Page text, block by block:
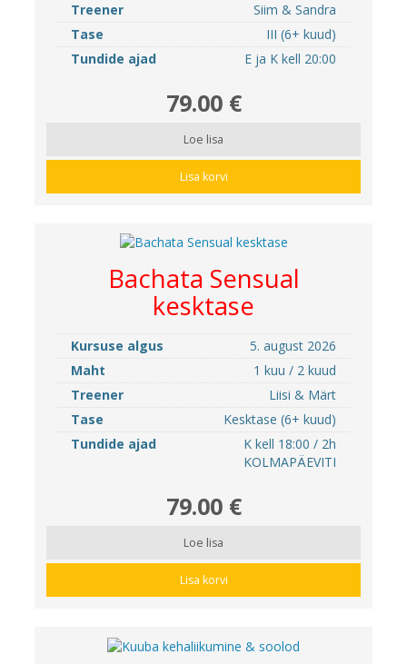
Treener
Siim & Sandra
Tase
III (6+ kuud)
Tundide ajad
E ja K kell 20:00
79.00 €
Loe lisa
Lisa korvi
Bachata Sensual
kesktase
Kursuse algus
5. august 2026
Maht
1 kuu / 2 kuud
Treener
Liisi & Märt
Tase
Kesktase (6+ kuud)
Tundide ajad
K kell 18:00 / 2h
KOLMAPÄEVITI
79.00 €
Loe lisa
Lisa korvi